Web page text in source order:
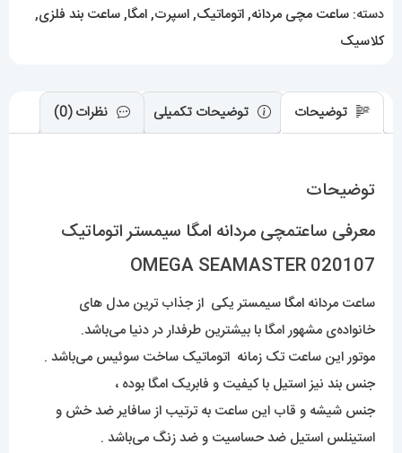
دسته: ساعت مچی مردانه,اتوماتیک,اسپرت,امگا,ساعت بند فلزی,
کلاسیک
توضیحات توضیحات تکمیلی نظرات (0)
توضیحات
معرفی ساعتمچی مردانه امگا سیمستر اتوماتیک
OMEGA SEAMASTER 020107
ساعت مردانه امگا سیمستر یکی از جذاب ترین مدل های
خانواده‌ی مشهور امگا با بیشترین طرفدار در دنیا می‌باشد.
موتور این ساعت تک زمانه اتوماتیک ساخت سوئیس می‌باشد .
جنس بند نیز استیل با کیفیت و فابریک امگا بوده ،
جنس شیشه و قاب این ساعت به ترتیب از سافایر ضد خش و
استینلس استیل ضد حساسیت و ضد زنگ می‌باشد .